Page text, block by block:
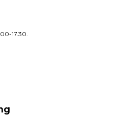
17.30.